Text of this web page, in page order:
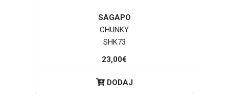
SAGAPO
CHUNKY
SHK73
23,00€
DODAJ